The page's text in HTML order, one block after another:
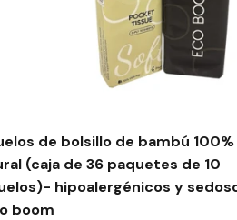
de bolsillo de bambú 100%
(caja de 36 paquetes de 10
hipoalergénicos y sedosos
boom